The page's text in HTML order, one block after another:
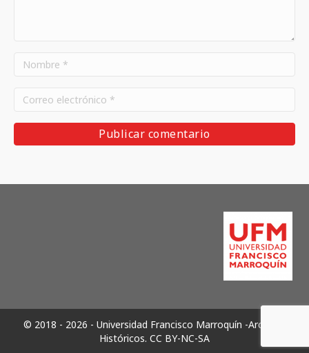
© 2018 - 2026 - Universidad Francisco Marroquín -Archivos
Históricos. CC BY-NC-SA